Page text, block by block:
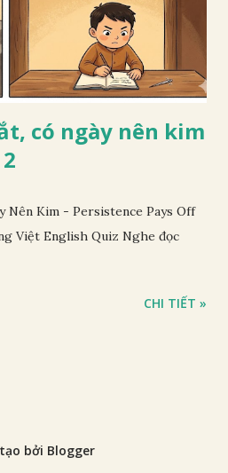
có ngày nên kim
Nên Kim - Persistence Pays Off
Việt English Quiz Nghe đọc
CHI TIẾT »
bởi Blogger